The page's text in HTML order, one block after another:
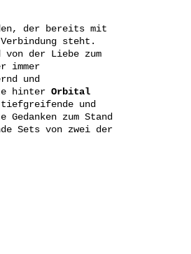
der bereits mit
steht.
der Liebe zum
immer
und
hinter Orbital
und
zum Stand
Sets von zwei der